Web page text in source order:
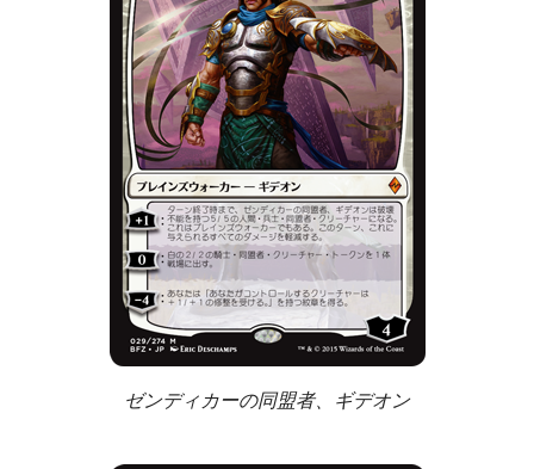
ゼンディカーの同盟者、ギデオン